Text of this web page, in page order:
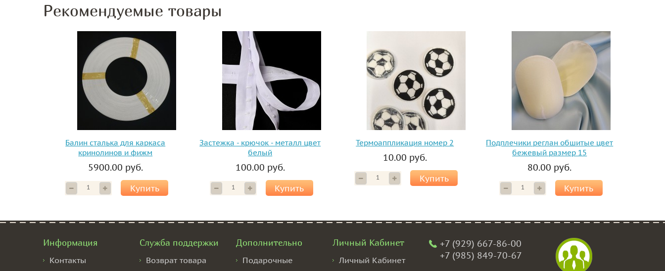
Рекомендуемые товары
Балин сталька для каркаса
кринолинов и фижм
5900.00 руб.
Купить
Застежка - крючок - металл цвет
белый
100.00 руб.
Купить
Термоаппликация номер 2
10.00 руб.
Купить
Подплечики реглан обшитые цвет
бежевый размер 15
80.00 руб.
Купить
Информация
Контакты
Служба поддержки
Возврат товара
Дополнительно
Подарочные
Личный Кабинет
Личный Кабинет
+7 (929) 667-86-00
+7 (985) 849-70-67